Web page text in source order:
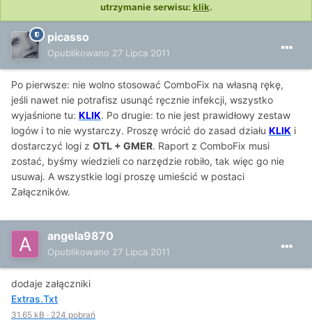
utrzymanie serwisu: klik.
picasso
Opublikowano 27 Lipca 2011
Po pierwsze: nie wolno stosować ComboFix na własną rękę,
jeśli nawet nie potrafisz usunąć ręcznie infekcji, wszystko
wyjaśnione tu: KLIK. Po drugie: to nie jest prawidłowy zestaw
logów i to nie wystarczy. Proszę wrócić do zasad działu KLIK i
dostarczyć logi z OTL + GMER. Raport z ComboFix musi
zostać, byśmy wiedzieli co narzędzie robiło, tak więc go nie
usuwaj. A wszystkie logi proszę umieścić w postaci
Załączników.
angela9870
Opublikowano 27 Lipca 2011
dodaje załączniki
Extras.Txt
31.65 kB · 224 pobrań